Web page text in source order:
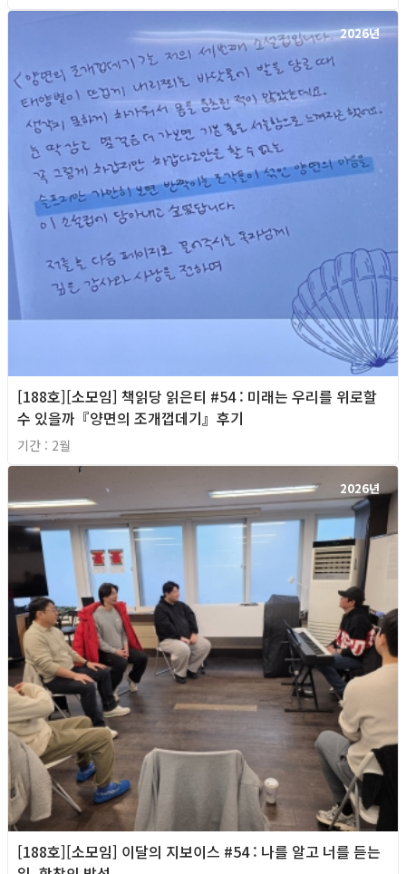
2026년
[188호][소모임] 책읽당 읽은티 #54 : 미래는 우리를 위로할
수 있을까『양면의 조개껍데기』후기
기간 : 2월
2026년
[188호][소모임] 이달의 지보이스 #54 : 나를 알고 너를 듣는